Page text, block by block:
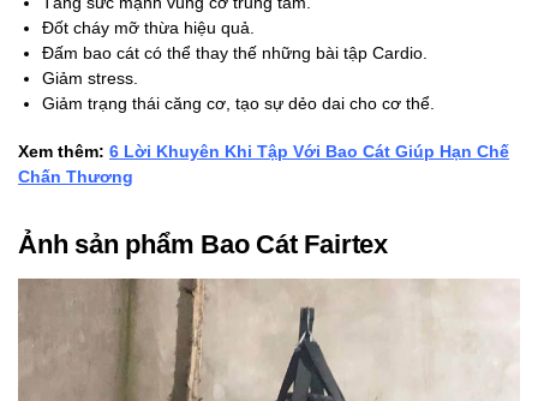
Đốt cháy mỡ thừa hiệu quả.
Đấm bao cát có thể thay thế những bài tập Cardio.
Giảm stress.
Giảm trạng thái căng cơ, tạo sự dẻo dai cho cơ thể.
Xem thêm: 6 Lời Khuyên Khi Tập Với Bao Cát Giúp Hạn Chế
Chấn Thương
Ảnh sản phẩm Bao Cát Fairtex